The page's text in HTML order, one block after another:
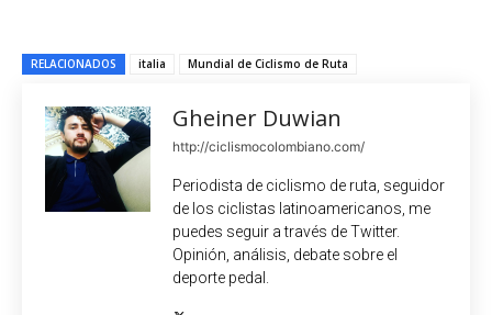
RELACIONADOS italia Mundial de Ciclismo de Ruta
Gheiner Duwian
http://ciclismocolombiano.com/
Periodista de ciclismo de ruta, seguidor
de los ciclistas latinoamericanos, me
puedes seguir a través de Twitter.
Opinión, análisis, debate sobre el
deporte pedal.